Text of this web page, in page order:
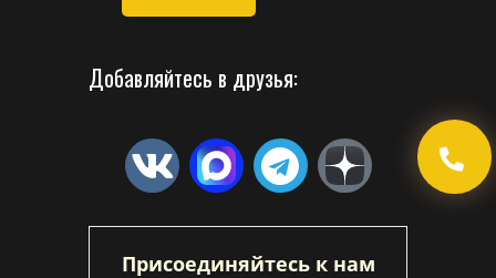
Добавляйтесь в друзья:
Присоединяйтесь к нам